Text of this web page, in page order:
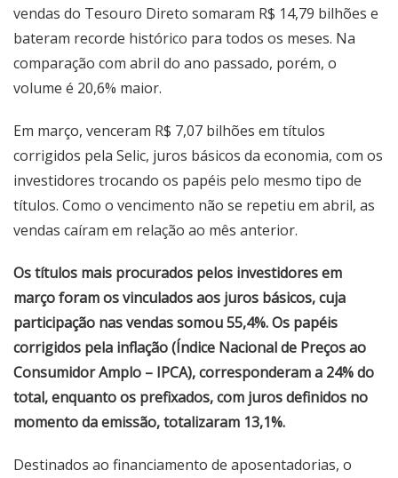
vendas do Tesouro Direto somaram R$ 14,79 bilhões e
bateram recorde histórico para todos os meses. Na
comparação com abril do ano passado, porém, o
volume é 20,6% maior.
Em março, venceram R$ 7,07 bilhões em títulos
corrigidos pela Selic, juros básicos da economia, com os
investidores trocando os papéis pelo mesmo tipo de
títulos. Como o vencimento não se repetiu em abril, as
vendas caíram em relação ao mês anterior.
Os títulos mais procurados pelos investidores em
março foram os vinculados aos juros básicos, cuja
participação nas vendas somou 55,4%. Os papéis
corrigidos pela inflação (Índice Nacional de Preços ao
Consumidor Amplo – IPCA), corresponderam a 24% do
total, enquanto os prefixados, com juros definidos no
momento da emissão, totalizaram 13,1%.
Destinados ao financiamento de aposentadorias, o